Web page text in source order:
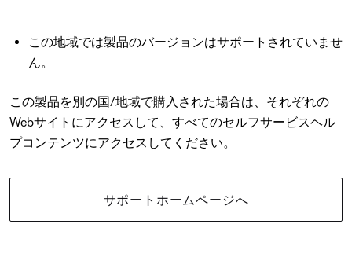
この地域では製品のバージョンはサポートされていませ
ん。
この製品を別の国/地域で購入された場合は、それぞれの
Webサイトにアクセスして、すべてのセルフサービスヘル
プコンテンツにアクセスしてください。
サポートホームページへ